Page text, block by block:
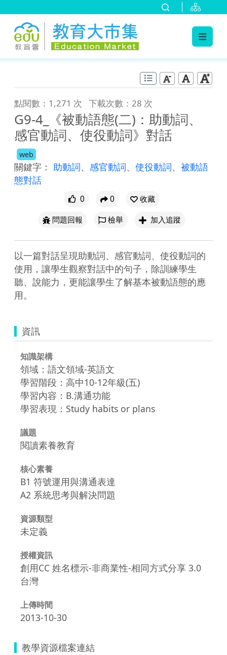
點閱數：1,271 次 下載次數：28 次
G9-4_《被動語態(二)：助動詞、
感官動詞、使役動詞》對話
web
關鍵字： 助動詞、 感官動詞、 使役動詞、 被動語
態對話
0 0
收藏
問題回報
檢舉 加入追蹤
以一篇對話呈現助動詞、感官動詞、使役動詞的
使用，讓學生觀察對話中的句子，除訓練學生
聽、說能力，更能讓學生了解基本被動語態的應
資訊
知識架構
領域：語文領域-英語文
學習階段：高中10-12年級(五)
學習內容：B.溝通功能
學習表現：Study habits or plans
議題
閱讀素養教育
核心素養
B1 符號運用與溝通表達
A2 系統思考與解決問題
資源類型
未定義
授權資訊
創用CC 姓名標示-非商業性-相同方式分享 3.0
台灣
上傳時間
2013-10-30
教學資源檔案連結